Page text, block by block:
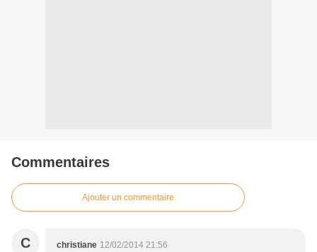
Commentaires
Ajouter un commentaire
C christiane 12/02/2014 21:56